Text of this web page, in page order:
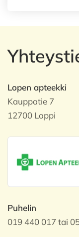
Lopen apteekki
Kauppatie 7
12700 Loppi
Puhelin
019 440 017 tai